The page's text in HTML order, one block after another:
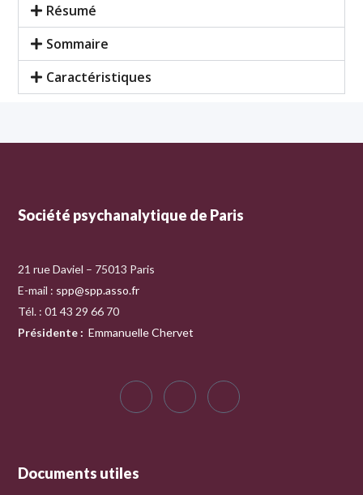
Résumé
Sommaire
Caractéristiques
Société psychanalytique de Paris
21 rue Daviel – 75013 Paris
E-mail : spp@spp.asso.fr
Tél. : 01 43 29 66 70
Présidente : Emmanuelle Chervet
Documents utiles